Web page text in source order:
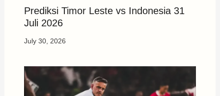
Prediksi Timor Leste vs Indonesia 31
Juli 2026
July 30, 2026